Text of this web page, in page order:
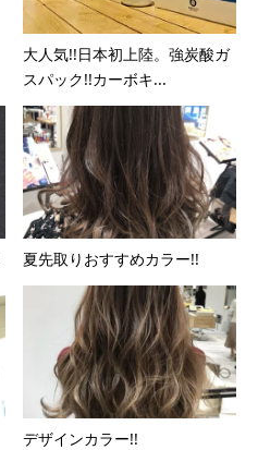
大人気!!日本初上陸。強炭酸ガ
スパック!!カーボキ...
夏先取りおすすめカラー!!
デザインカラー!!